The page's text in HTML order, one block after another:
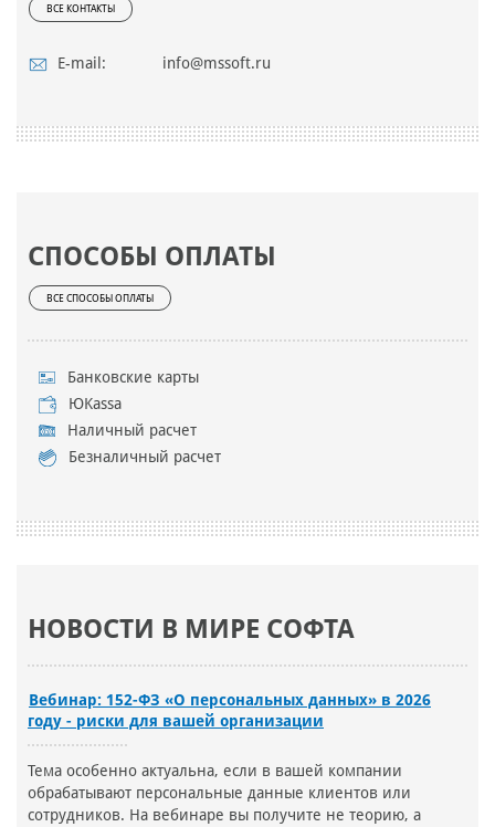
ВСЕ КОНТАКТЫ
E-mail: info@mssoft.ru
СПОСОБЫ ОПЛАТЫ
ВСЕ СПОСОБЫ ОПЛАТЫ
Банковские карты
ЮKassa
Наличный расчет
Безналичный расчет
НОВОСТИ В МИРЕ СОФТА
Вебинар: 152-ФЗ «О персональных данных» в 2026
году - риски для вашей организации
Тема особенно актуальна, если в вашей компании
обрабатывают персональные данные клиентов или
сотрудников. На вебинаре вы получите не теорию, а